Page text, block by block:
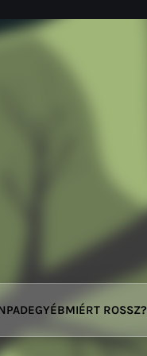
EGYÉBMIÉRT ROSSZ?